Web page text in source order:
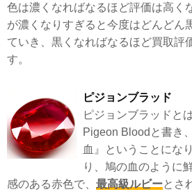
色は濃くなればなるほど評価は高く
が濃くなりすぎると今度はどんどん
ていき、黒くなればなるほど買取評
す。
ピジョンブラッド
ピジョンブラッドと
Pigeon Bloodと書き
血』ということにな
り、鳩の血のように
感のある赤色で、 最高級ルビーとさ